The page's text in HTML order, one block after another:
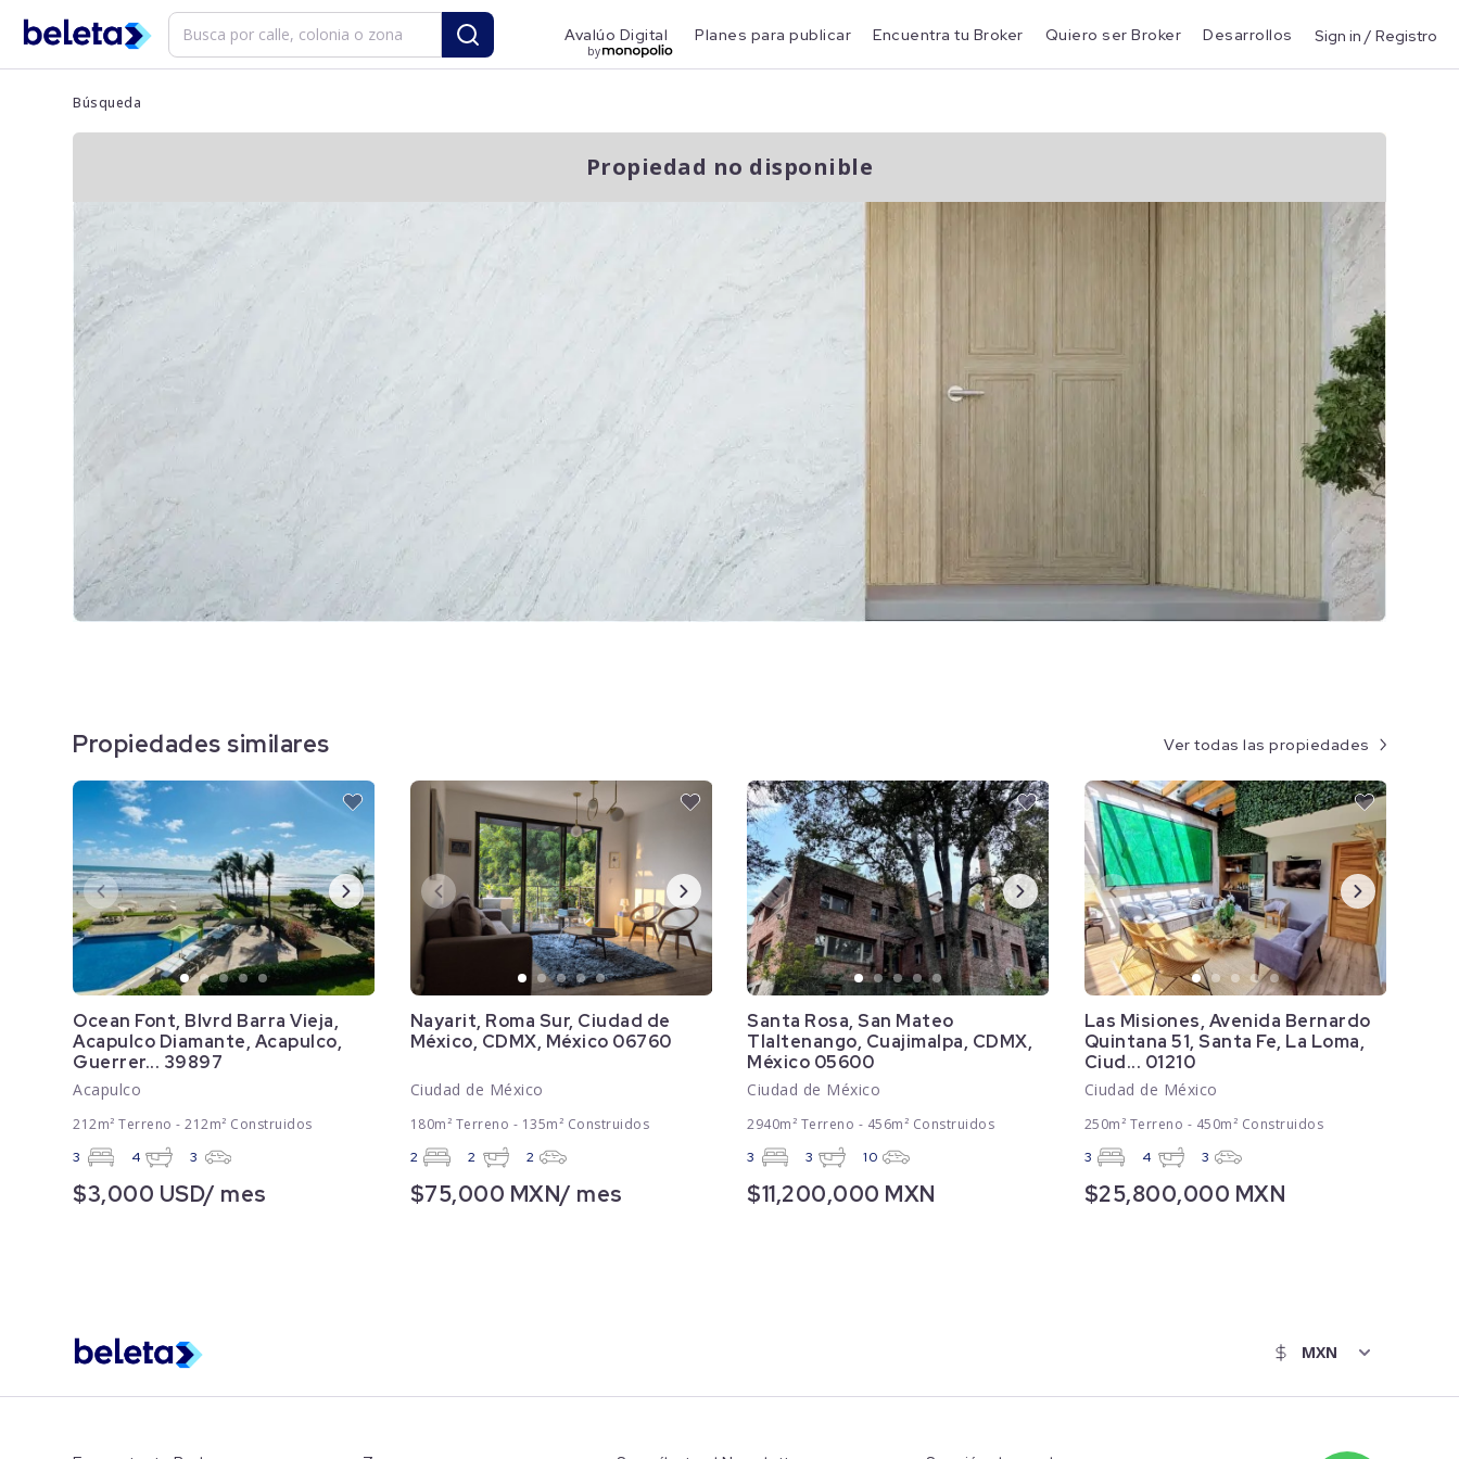
Avalúo Digital
by
Planes para publicar Encuentra tu Broker Quiero ser Broker Desarrollos Sign in / Registro
Búsqueda
Propiedad no disponible
Propiedades similares
Ocean Font, Blvrd Barra Vieja,
Acapulco Diamante, Acapulco,
Guerrer... 39897
Acapulco
212m² Terreno - 212m² Construidos
3 4 3
$3,000 USD/ mes
Nayarit, Roma Sur, Ciudad de
México, CDMX, México 06760
Ciudad de México
180m² Terreno - 135m² Construidos
2 2 2
$75,000 MXN/ mes
Santa Rosa, San Mateo
Tlaltenango, Cuajimalpa, CDMX,
México 05600
Ciudad de México
2940m² Terreno - 456m² Construidos
3 3 10
$11,200,000 MXN
Las Misiones, Avenida Bernardo
Quintana 51, Santa Fe, La Loma,
Ciud... 01210
Ciudad de México
250m² Terreno - 450m² Construidos
3 4 3
$25,800,000 MXN
Ver todas las propiedades